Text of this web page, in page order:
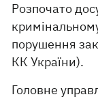
Розпочато
порушення
КК України).
Головне